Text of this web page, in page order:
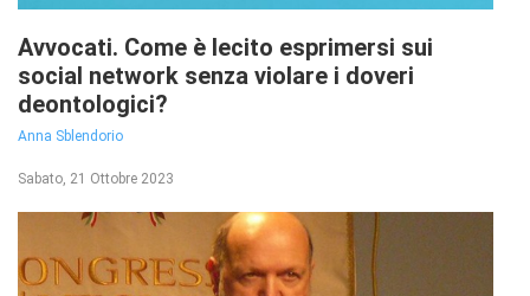
Avvocati. Come è lecito esprimersi sui
social network senza violare i doveri
deontologici?
Anna Sblendorio
Sabato, 21 Ottobre 2023